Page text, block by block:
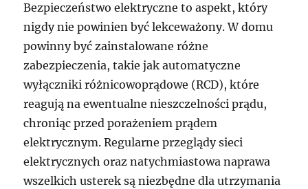
Bezpieczeństwo elektryczne to aspekt, który
nigdy nie powinien być lekceważony. W domu
powinny być zainstalowane różne
zabezpieczenia, takie jak automatyczne
wyłączniki różnicowoprądowe (RCD), które
reagują na ewentualne nieszczelności prądu,
chroniąc przed porażeniem prądem
elektrycznym. Regularne przeglądy sieci
elektrycznych oraz natychmiastowa naprawa
wszelkich usterek są niezbędne dla utrzymania